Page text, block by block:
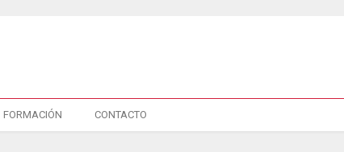
FORMACIÓN CONTACTO